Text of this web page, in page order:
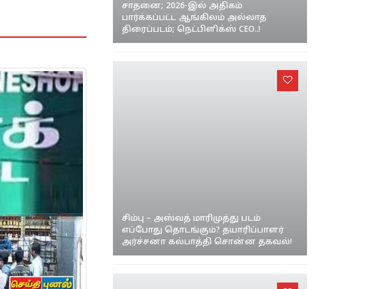
சாதனை; 2026-இல் அதிகம்
பார்க்கப்பட்ட ஆங்கிலம் அல்லாத
திரைப்படம்; நெட்பிளிக்ஸ் CEO..!
சிம்பு – அஸ்வத் மாரிமுத்து படம்
எப்போது தொடங்கும்? தயாரிப்பாளர்
அர்ச்சனா கல்பாத்தி சொன்ன தகவல்!